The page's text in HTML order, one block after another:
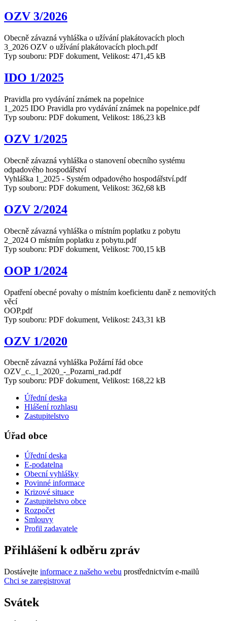
OZV 3/2026
Obecně závazná vyhláška o užívání plakátovacích ploch
3_2026 OZV o užívání plakátovacích ploch.pdf
Typ souboru: PDF dokument, Velikost: 471,45 kB
IDO 1/2025
Pravidla pro vydávání známek na popelnice
1_2025 IDO Pravidla pro vydávání známek na popelnice.pdf
Typ souboru: PDF dokument, Velikost: 186,23 kB
OZV 1/2025
Obecně závazná vyhláška o stanovení obecního systému
odpadového hospodářství
Vyhláška 1_2025 - Systém odpadového hospodářství.pdf
Typ souboru: PDF dokument, Velikost: 362,68 kB
OZV 2/2024
Obecně závazná vyhláška o místním poplatku z pobytu
2_2024 O místním poplatku z pobytu.pdf
Typ souboru: PDF dokument, Velikost: 700,15 kB
OOP 1/2024
Opatření obecné povahy o místním koeficientu daně z nemovitých
věcí
OOP.pdf
Typ souboru: PDF dokument, Velikost: 243,31 kB
OZV 1/2020
Obecně závazná vyhláška Požární řád obce
OZV_c._1_2020_-_Pozarni_rad.pdf
Typ souboru: PDF dokument, Velikost: 168,22 kB
Úřední deska
Hlášení rozhlasu
Zastupitelstvo
Úřad obce
Úřední deska
E-podatelna
Obecní vyhlášky
Povinné informace
Krizové situace
Zastupitelstvo obce
Rozpočet
Smlouvy
Profil zadavatele
Přihlášení k odběru zpráv
Dostávejte informace z našeho webu prostřednictvím e-mailů
Chci se zaregistrovat
Svátek